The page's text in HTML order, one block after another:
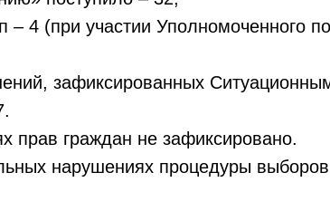
– 4 (при участии Уполномоченного
зафиксированных
прав граждан не зафиксировано.
нарушениях процедуры